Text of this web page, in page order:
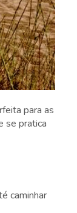
para as
se pratica
caminhar